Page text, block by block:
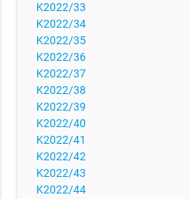
K2022/33
K2022/34
K2022/35
K2022/36
K2022/37
K2022/38
K2022/39
K2022/40
K2022/41
K2022/42
K2022/43
K2022/44